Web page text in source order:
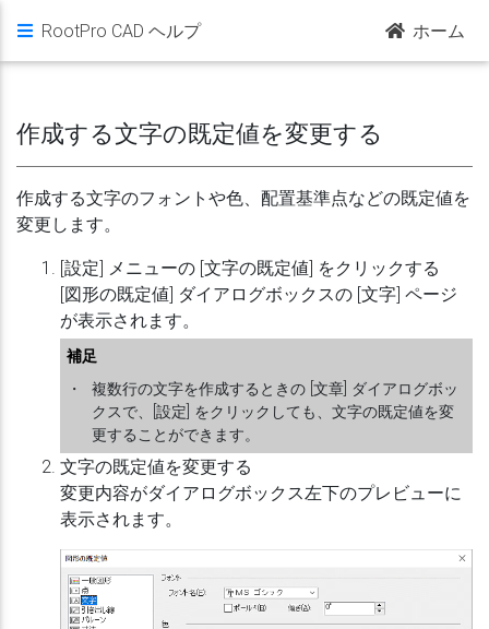
RootPro CAD ヘルプ ホーム
作成する文字の既定値を変更する
作成する文字のフォントや色、配置基準点などの既定値を
変更します。
[設定] メニューの [文字の既定値] をクリックする
[図形の既定値] ダイアログボックスの [文字] ページ
が表示されます。
補足
・
複数行の文字を作成するときの [文章] ダイアログボッ
クスで、[設定] をクリックしても、文字の既定値を変
更することができます。
文字の既定値を変更する
変更内容がダイアログボックス左下のプレビューに
表示されます。